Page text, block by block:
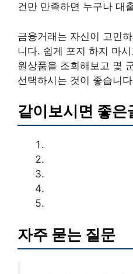
건만 만족하면 누구나 대
금융거래는 자신이 고민
니다. 쉽게 포지 하지 마
원상품을 조회해보고 몇
선택하시는 것이 좋습니
같이보시면 좋은
자주 묻는 질문